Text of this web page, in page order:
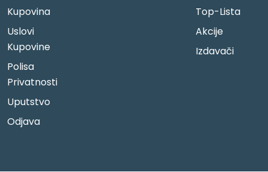
Kupovina
Uslovi
Kupovine
Polisa
Privatnosti
Uputstvo
Odjava
Top-Lista
Akcije
Izdavači